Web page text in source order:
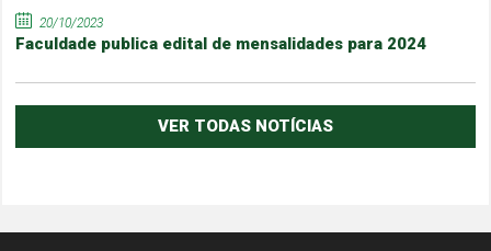
20/10/2023
Faculdade publica edital de mensalidades para 2024
VER TODAS NOTÍCIAS